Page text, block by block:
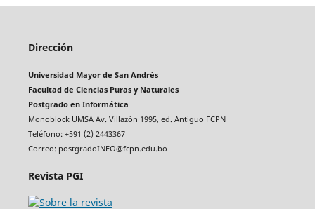
Dirección
Universidad Mayor de San Andrés
Facultad de Ciencias Puras y Naturales
Postgrado en Informática
Monoblock UMSA Av. Villazón 1995, ed. Antiguo FCPN
Teléfono: +591 (2) 2443367
Correo: postgradoINFO@fcpn.edu.bo
Revista PGI